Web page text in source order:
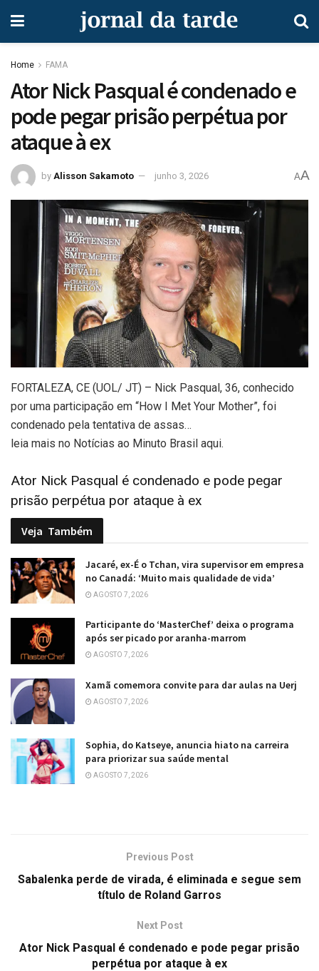
Home FAMA
Ator Nick Pasqual é condenado e
pode pegar prisão perpétua por
ataque à ex
by Alisson Sakamoto junho 3, 2026 AA
FORTALEZA, CE (UOL/ JT) – Nick Pasqual, 36, conhecido
por uma participação em “How I Met Your Mother”, foi
condenado pela tentativa de assas…
leia mais no Notícias ao Minuto Brasil aqui.
Ator Nick Pasqual é condenado e pode pegar
prisão perpétua por ataque à ex
Veja Também
Jacaré, ex-É o Tchan, vira supervisor em empresa
no Canadá: ‘Muito mais qualidade de vida’
AGOSTO 7, 2026
Participante do ‘MasterChef’ deixa o programa
após ser picado por aranha-marrom
AGOSTO 7, 2026
Xamã comemora convite para dar aulas na Uerj
AGOSTO 7, 2026
Sophia, do Katseye, anuncia hiato na carreira
para priorizar sua saúde mental
AGOSTO 7, 2026
Previous Post
Sabalenka perde de virada, é eliminada e segue sem
título de Roland Garros
Next Post
Ator Nick Pasqual é condenado e pode pegar prisão
perpétua por ataque à ex